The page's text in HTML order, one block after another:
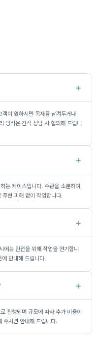
이 원하시면 목재를 남겨두거나
방식은 견적 상담 시 협의해 드립니
는 케이스입니다. 수관을 소분하여
변 피해 없이 작업합니다.
에는 안전을 위해 작업을 연기합니
안내해 드립니다.
진행되며 규모에 따라 추가 비용이
주시면 안내해 드립니다.